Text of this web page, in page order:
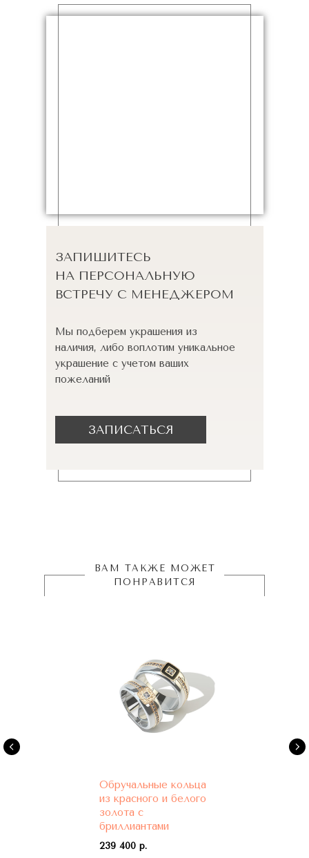
ЗАПИШИТЕСЬ
НА ПЕРСОНАЛЬНУЮ
ВСТРЕЧУ С МЕНЕДЖЕРОМ
Мы подберем украшения из
наличия, либо воплотим уникальное
украшение с учетом ваших
пожеланий
ЗАПИСАТЬСЯ
ВАМ ТАКЖЕ МОЖЕТ
ПОНРАВИТСЯ
Обручальные кольца
из красного и белого
золота с
бриллиантами
239 400 р.